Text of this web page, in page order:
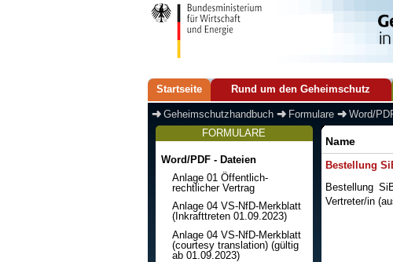
Startseite Rund um den Geheimschutz
Geheimschutzhandbuch Formulare Word/
FORMULARE
Word/PDF - Dateien
Anlage 01 Öffentlich-
rechtlicher Vertrag
Anlage 04 VS-NfD-Merkblatt
(Inkrafttreten 01.09.2023)
Anlage 04 VS-NfD-Merkblatt
(courtesy translation) (gültig
ab 01.09.2023)
Name
Bestellung
Bestellung
Vertreter/in